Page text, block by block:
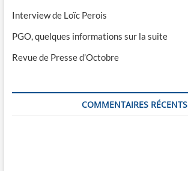
Interview de Loïc Perois
PGO, quelques informations sur la suite
Revue de Presse d’Octobre
COMMENTAIRES RÉCENTS